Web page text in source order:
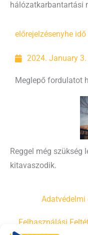
hálózatkarbantartási
előrejelzésenyhe idő
2024. January 3.
Meglepő fordulatot
Reggel még szükség
kitavaszodik.
Adatvédelmi
Felhasználási